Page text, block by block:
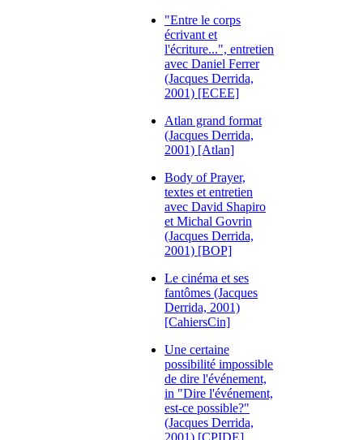
"Entre le corps
écrivant et
l'écriture...", entretien
avec Daniel Ferrer
(Jacques Derrida,
2001) [ECEE]
Atlan grand format
(Jacques Derrida,
2001) [Atlan]
Body of Prayer,
textes et entretien
avec David Shapiro
et Michal Govrin
(Jacques Derrida,
2001) [BOP]
Le cinéma et ses
fantômes (Jacques
Derrida, 2001)
[CahiersCin]
Une certaine
possibilité impossible
de dire l'événement,
in "Dire l'événement,
est-ce possible?"
(Jacques Derrida,
2001) [CPIDE]